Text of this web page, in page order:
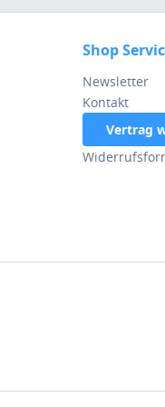
Shop
Newsletter
Kontakt
Vertrag